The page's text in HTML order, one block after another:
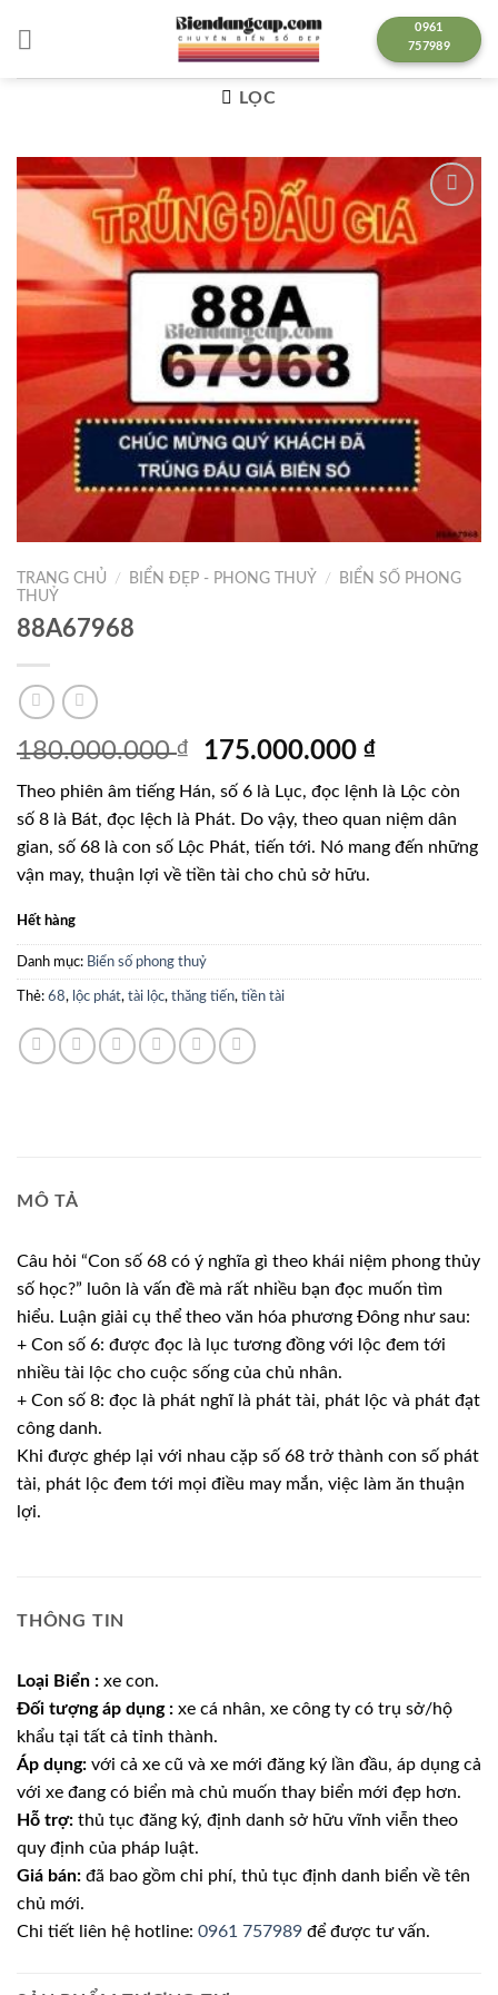
0961
757989
LỌC
Lưu
TRANG CHỦ / BIỂN ĐẸP - PHONG THUỶ /
BIỂN SỐ PHONG
THUỶ
88A67968
180.000.000₫
Giá
gốc
là:
180.000.000 ₫.
175.000.000₫Giá
tại
là:
Theo phiên âm tiếng Hán, số 6 là Lục, đọc lệnh là Lộc còn
số 8 là Bát, đọc lệch là Phát. Do vậy, theo quan niệm dân
gian, số 68 là con số Lộc Phát, tiến tới. Nó mang đến những
vận may, thuận lợi về tiền tài cho chủ sở hữu.
Hết hàng
Danh mục: Biển số phong thuỷ
Thẻ: 68, lộc phát, tài lộc, thăng tiến, tiền tài
MÔ TẢ
Câu hỏi “Con số 68 có ý nghĩa gì theo khái niệm phong thủy
số học?” luôn là vấn đề mà rất nhiều bạn đọc muốn tìm
hiểu. Luận giải cụ thể theo văn hóa phương Đông như sau:
+ Con số 6: được đọc là lục tương đồng với lộc đem tới
nhiều tài lộc cho cuộc sống của chủ nhân.
+ Con số 8: đọc là phát nghĩ là phát tài, phát lộc và phát đạt
công danh.
Khi được ghép lại với nhau cặp số 68 trở thành con số phát
tài, phát lộc đem tới mọi điều may mắn, việc làm ăn thuận
lợi.
THÔNG TIN
Loại Biển : xe con.
Đối tượng áp dụng : xe cá nhân, xe công ty có trụ sở/hộ
khẩu tại tất cả tỉnh thành.
Áp dụng: với cả xe cũ và xe mới đăng ký lần đầu, áp dụng cả
với xe đang có biển mà chủ muốn thay biển mới đẹp hơn.
Hỗ trợ: thủ tục đăng ký, định danh sở hữu vĩnh viễn theo
quy định của pháp luật.
Giá bán: đã bao gồm chi phí, thủ tục định danh biển về tên
chủ mới.
Chi tiết liên hệ hotline: 0961 757989 để được tư vấn.